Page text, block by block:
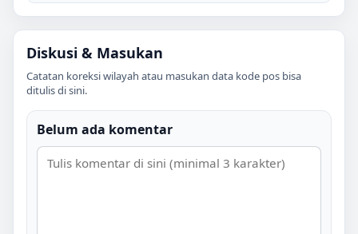
Diskusi & Masukan
Catatan koreksi wilayah atau masukan data kode pos bisa
ditulis di sini.
Belum ada komentar